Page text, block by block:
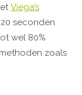
Viega’s
seconden
wel 80%
zoals